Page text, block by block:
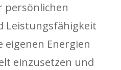
persönlichen
Leistungsfähigkeit
eigenen Energien
einzusetzen und